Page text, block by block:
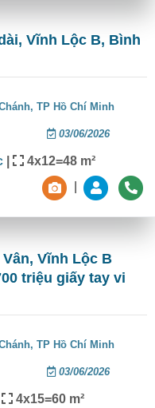
Vĩnh Lộc B, Bình
TP Hồ Chí Minh
03/06/2026
| 4x12=48 m²
Vĩnh Lộc B
triệu giấy tay vi
TP Hồ Chí Minh
03/06/2026
4x15=60 m²